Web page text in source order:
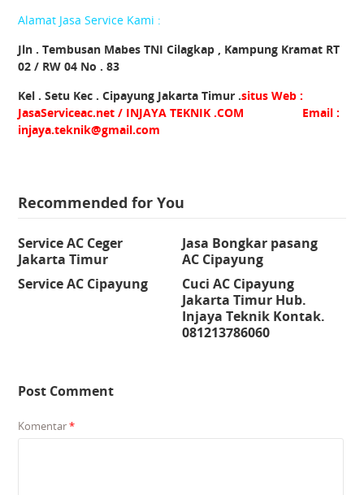
Alamat Jasa Service Kami :
Jln . Tembusan Mabes TNI Cilagkap , Kampung Kramat RT
02 / RW 04 No . 83
Kel . Setu Kec . Cipayung Jakarta Timur .situs Web :
JasaServiceac.net / INJAYA TEKNIK .COM Email :
injaya.teknik@gmail.com
Recommended for You
Service AC Ceger
Jakarta Timur
Jasa Bongkar pasang
AC Cipayung
Service AC Cipayung
Cuci AC Cipayung
Jakarta Timur Hub.
Injaya Teknik Kontak.
081213786060
Post Comment
Komentar*